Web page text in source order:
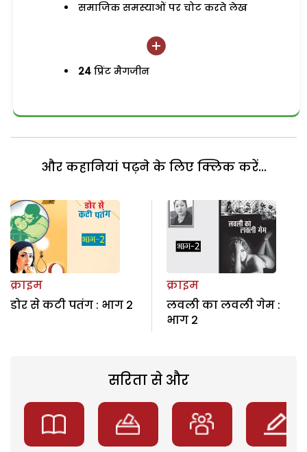
समाजिक समस्याओं पर चोट करते लेख
24 प्रिंट मैगजीन
और कहानियां पढ़ने के लिए क्लिक करें...
क्राइम
डोर से कटी पतंग : भाग 2
क्राइम
लवली का लवली गेम :
भाग 2
सरिता से और